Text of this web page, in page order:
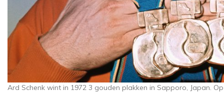
Ard Schenk wint in 1972 3 gouden plakken in Sapporo, Japan.